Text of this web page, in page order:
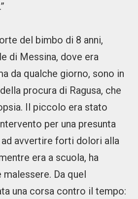
del bimbo di 8 anni,
di Messina, dove era
da qualche giorno, sono in
procura di Ragusa, che
Il piccolo era stato
per una presunta
avvertire forti dolori alla
era a scuola, ha
Da quel
una corsa contro il tempo: